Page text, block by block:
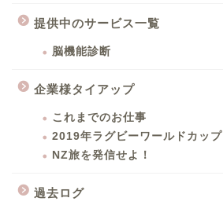
提供中のサービス一覧
脳機能診断
企業様タイアップ
これまでのお仕事
2019年ラグビーワールドカップ
NZ旅を発信せよ！
過去ログ